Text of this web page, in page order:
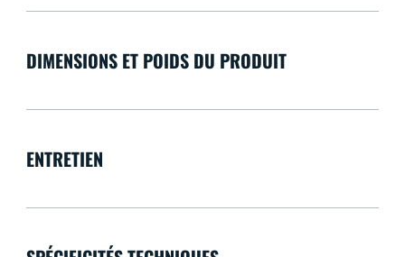
DIMENSIONS ET POIDS DU PRODUIT
ENTRETIEN